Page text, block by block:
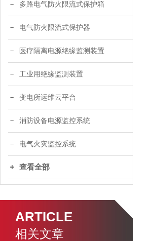
多路电气防火限流式保护箱
电气防火限流式保护器
医疗隔离电源绝缘监测装置
工业用绝缘监测装置
变电所运维云平台
消防设备电源监控系统
电气火灾监控系统
查看全部
ARTICLE
相关文章